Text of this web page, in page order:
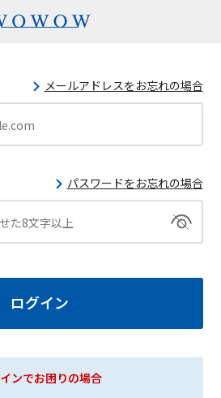
メールアドレスをお忘れの場合
パスワードをお忘れの場合
ンでお困りの場合